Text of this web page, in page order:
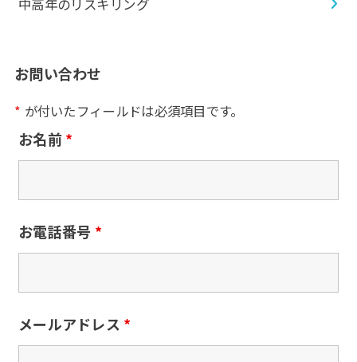
中高年のリスキリング
お問い合わせ
* が付いたフィールドは必須項目です。
お名前*
お電話番号 *
メールアドレス *